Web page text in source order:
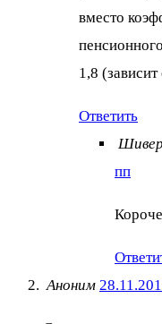
вместо
1,8
Ответить
пп
Аноним